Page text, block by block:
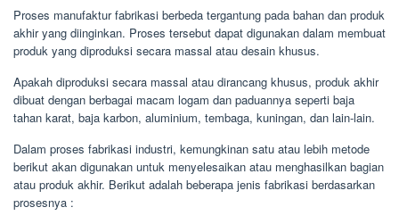
Proses manufaktur fabrikasi berbeda tergantung pada bahan dan produk
akhir yang diinginkan. Proses tersebut dapat digunakan dalam membuat
produk yang diproduksi secara massal atau desain khusus.
Apakah diproduksi secara massal atau dirancang khusus, produk akhir
dibuat dengan berbagai macam logam dan paduannya seperti baja
tahan karat, baja karbon, aluminium, tembaga, kuningan, dan lain-lain.
Dalam proses fabrikasi industri, kemungkinan satu atau lebih metode
berikut akan digunakan untuk menyelesaikan atau menghasilkan bagian
atau produk akhir. Berikut adalah beberapa jenis fabrikasi berdasarkan
prosesnya :